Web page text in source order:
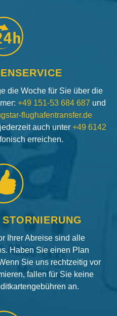
die Woche für Sie über die
+49 151-53 684 687 und
flughafentransfer.de
auch unter +49 6142
erreichen.
Ihrer Abreise sind alle
Haben Sie einen Plan
Sie uns rechtzeitig vor
fallen für Sie keine
an.